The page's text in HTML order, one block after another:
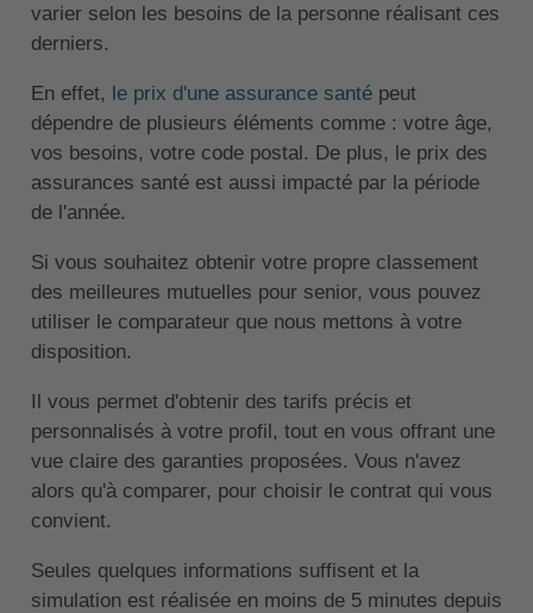
varier selon les besoins de la personne réalisant ces
derniers.
En effet, le prix d'une assurance santépeut
dépendre de plusieurs éléments comme : votre âge,
vos besoins, votre code postal. De plus, le prix des
assurances santé est aussi impacté par la période
de l'année.
Si vous souhaitez obtenir votre propre classement
des meilleures mutuelles pour senior, vous pouvez
utiliser le comparateur que nous mettons à votre
disposition.
Il vous permet d'obtenir des tarifs précis et
personnalisés à votre profil, tout en vous offrant une
vue claire des garanties proposées. Vous n'avez
alors qu'à comparer, pour choisir le contrat qui vous
convient.
Seules quelques informations suffisent et la
simulation est réalisée en moins de 5 minutes depuis